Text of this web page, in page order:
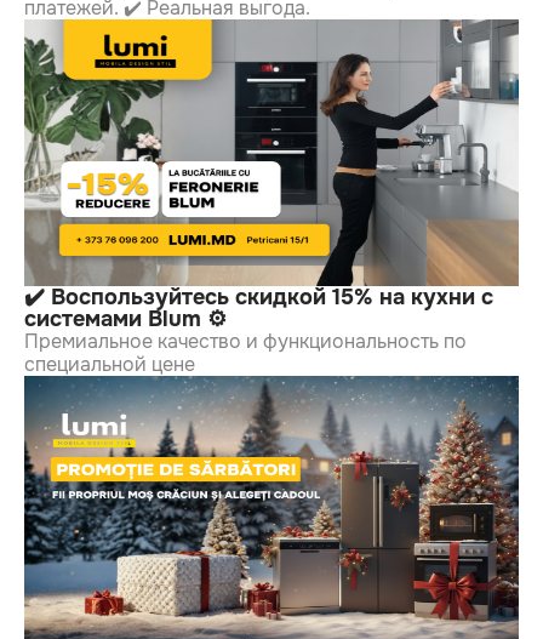
платежей. ✔️ Реальная выгода.
✔️ Воспользуйтесь скидкой 15% на кухни с
системами Blum ⚙️
Премиальное качество и функциональность по
специальной цене